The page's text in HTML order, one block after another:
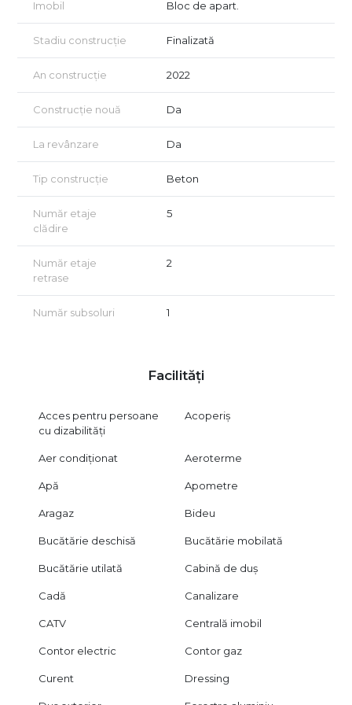
energetic va fi disponibil la vânzare.
Imobil Bloc de apart.
Stadiu construcție Finalizată
An construcție 2022
Construcție nouă Da
La revânzare Da
Tip construcție Beton
Număr etaje
clădire
5
Număr etaje
retrase
2
Număr subsoluri 1
Facilități
Acces pentru persoane
cu dizabilități
Acoperiș
Aer condiționat Aeroterme
Apă Apometre
Aragaz Bideu
Bucătărie deschisă Bucătărie mobilată
Bucătărie utilată Cabină de duș
Cadă Canalizare
CATV Centrală imobil
Contor electric Contor gaz
Curent Dressing